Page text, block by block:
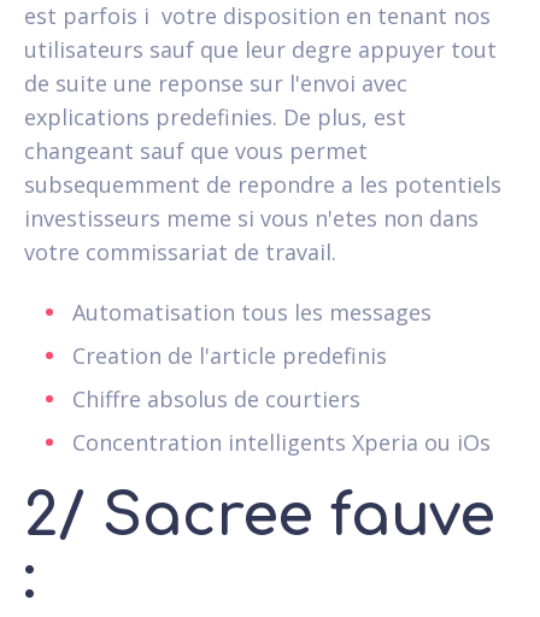
est parfois i votre disposition en tenant nos
utilisateurs sauf que leur degre appuyer tout
de suite une reponse sur l'envoi avec
explications predefinies. De plus, est
changeant sauf que vous permet
subsequemment de repondre a les potentiels
investisseurs meme si vous n'etes non dans
votre commissariat de travail.
Automatisation tous les messages
Creation de l'article predefinis
Chiffre absolus de courtiers
Concentration intelligents Xperia ou iOs
2/ Sacree fauve
: